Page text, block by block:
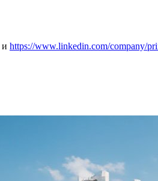
и https://www.linkedin.com/company/